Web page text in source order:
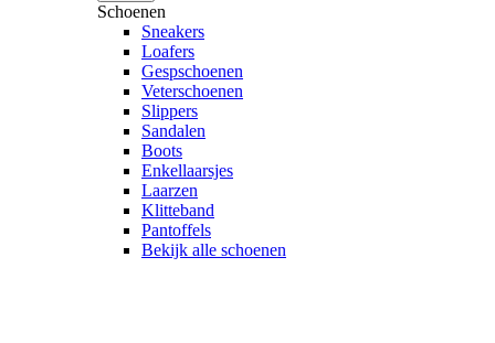
Schoenen
Sneakers
Loafers
Gespschoenen
Veterschoenen
Slippers
Sandalen
Boots
Enkellaarsjes
Laarzen
Klitteband
Pantoffels
Bekijk alle schoenen